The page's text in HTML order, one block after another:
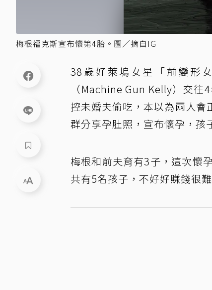
梅根福克斯宣布懷第4胎。圖／摘自IG
38歲好萊塢女星「前變形女
（Machine Gun Kelly）交
控未婚夫偷吃，本以為兩人
群分享孕肚照，宣布懷孕，孩
梅根和前夫育有3子，這次懷
共有5名孩子，不好好賺錢很